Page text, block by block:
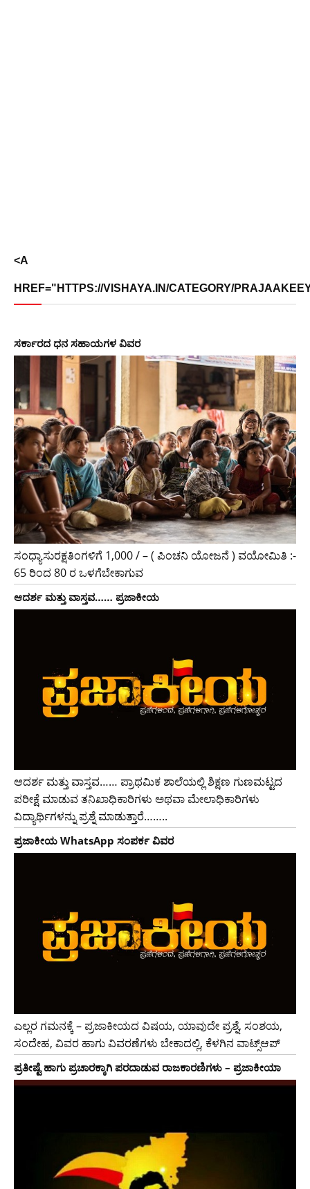
<A
HREF="HTTPS://VISHAYA.IN/CATEGORY/
ಸರ್ಕಾರದ​ ​ಧನ ಸಹಾಯಗಳ ವಿವರ
ಸಂಧ್ಯಾಸುರಕ್ಷತಿಂಗಳಿಗೆ 1,000 / – ( ಪಿಂಚನಿ ಯೋಜನೆ ) ವಯೋಮಿತಿ :-
65 ರಿಂದ 80 ರ ಒಳಗೆಬೇಕಾಗುವ
ಆದರ್ಶ ಮತ್ತು ವಾಸ್ತವ…… ಪ್ರಜಾಕೀಯ
ಆದರ್ಶ ಮತ್ತು ವಾಸ್ತವ…… ಪ್ರಾಥಮಿಕ ಶಾಲೆಯಲ್ಲಿ ಶಿಕ್ಷಣ ಗುಣಮಟ್ಟದ
ಪರೀಕ್ಷೆ ಮಾಡುವ ತನಿಖಾಧಿಕಾರಿಗಳು ಅಥವಾ ಮೇಲಾಧಿಕಾರಿಗಳು
ವಿದ್ಯಾರ್ಥಿಗಳನ್ನು ಪ್ರಶ್ನೆ ಮಾಡುತ್ತಾರೆ……..
ಪ್ರಜಾಕೀಯ WhatsApp ಸಂಪರ್ಕ ವಿವರ
ಎಲ್ಲರ ಗಮನಕ್ಕೆ – ಪ್ರಜಾಕೀಯದ ವಿಷಯ, ಯಾವುದೇ ಪ್ರಶ್ನೆ, ಸಂಶಯ,
ಸಂದೇಹ, ವಿವರ ಹಾಗು ವಿವರಣೆಗಳು ಬೇಕಾದಲ್ಲಿ, ಕೆಳಗಿನ ವಾಟ್ಸ್ಆಪ್
ಪ್ರತೀಷ್ಟೆ ಹಾಗು ಪ್ರಚಾರಕ್ಕಾಗಿ ಪರದಾಡುವ ರಾಜಕಾರಣಿಗಳು – ಪ್ರಜಾಕೀಯಾ